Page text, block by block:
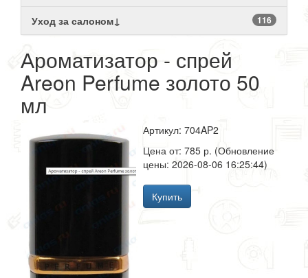
Уход за салоном↓ 116
Ароматизатор - спрей
Areon Perfume золото 50
мл
Артикул: 704AP2
Цена от: 785 р. (Обновление
цены: 2026-08-06 16:25:44)
Купить